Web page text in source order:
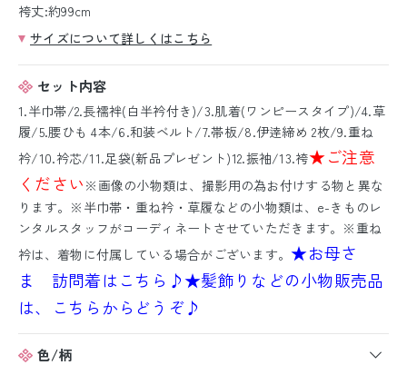
袴丈:約99cm
サイズについて詳しくはこちら
セット内容
1.半巾帯/2.長襦袢(白半衿付き)/3.肌着(ワンピースタイプ)/4.草
履/5.腰ひも 4本/6.和装ベルト/7.帯板/8.伊逹締め 2枚/9.重ね
衿/10.衿芯/11.足袋(新品プレゼント)12.振袖/13.袴★ご注意
ください ※画像の小物類は、撮影用の為お付けする物と異な
ります。※半巾帯・重ね衿・草履などの小物類は、e-きものレ
ンタルスタッフがコーディネートさせていただきます。※重ね
衿は、着物に付属している場合がございます。★お母さ
ま 訪問着はこちら♪★髪飾りなどの小物販売品
は、こちらからどうぞ♪
色/柄